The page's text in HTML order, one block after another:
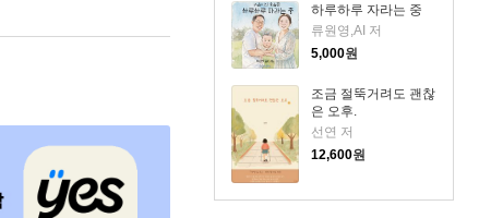
하루하루 자라는 중
류원영,AI 저
5,000원
조금 절뚝거려도 괜찮
은 오후.
선연 저
12,600원